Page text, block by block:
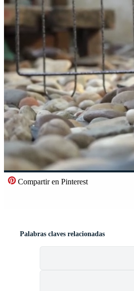
Compartir en Pinterest
Palabras claves relacionadas